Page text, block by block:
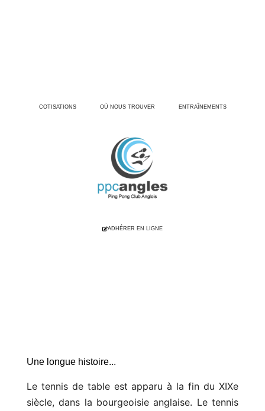
COTISATIONS OÙ NOUS TROUVER ENTRAÎNEMENTS
ADHÉRER EN LIGNE
Une longue histoire...
Le tennis de table est apparu à la fin du XIXe
siècle, dans la bourgeoisie anglaise. Le tennis